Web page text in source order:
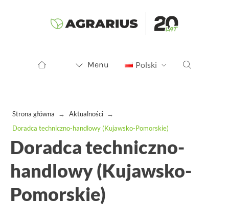
Menu Polski
Strona główna → Aktualności →
Doradca techniczno-handlowy (Kujawsko-Pomorskie)
Doradca techniczno-
handlowy (Kujawsko-
Pomorskie)